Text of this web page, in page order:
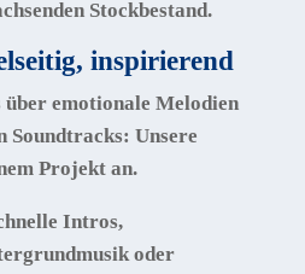
Stockbestand.
inspirierend
über emotionale Melodien
Unsere
Projekt an.
Intros,
oder